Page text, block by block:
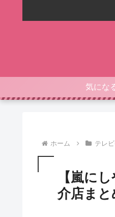
気にな
ホーム テレ
【嵐に
介店まと